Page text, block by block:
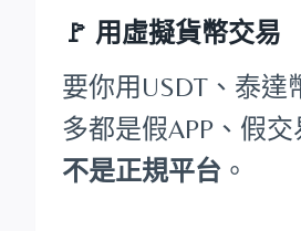
🚩 用虛擬貨幣交易
要你用USDT、泰達
多都是假APP、假
不是正規平台 。